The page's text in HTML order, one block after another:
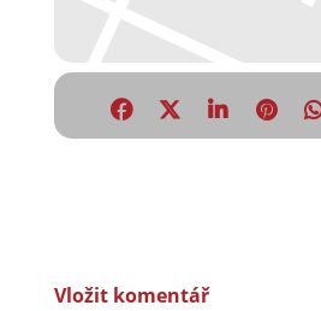
Vložit komentář